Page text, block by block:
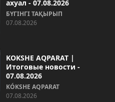
ахуал - 07.08.2026
БҮГІНГІ ТАҚЫРЫП
07.08.2026
KOKSHE AQPARAT |
Итоговые новости -
07.08.2026
KÓKSHE AQPARAT
07.08.2026